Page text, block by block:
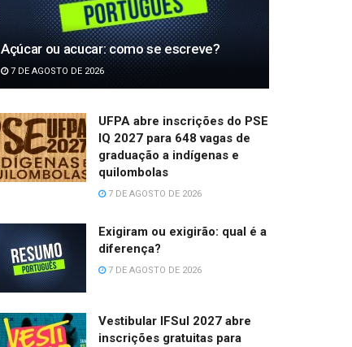
Açúcar ou acucar: como se escreve?
7 DE AGOSTO DE 2026
UFPA abre inscrições do PSE
IQ 2027 para 648 vagas de
graduação a indígenas e
quilombolas
7 DE AGOSTO DE 2026
Exigiram ou exigirão: qual é a
diferença?
7 DE AGOSTO DE 2026
Vestibular IFSul 2027 abre
inscrições gratuitas para